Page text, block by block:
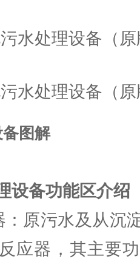
图解
设备功能区介绍
：原污水及从沉
应器，其主要